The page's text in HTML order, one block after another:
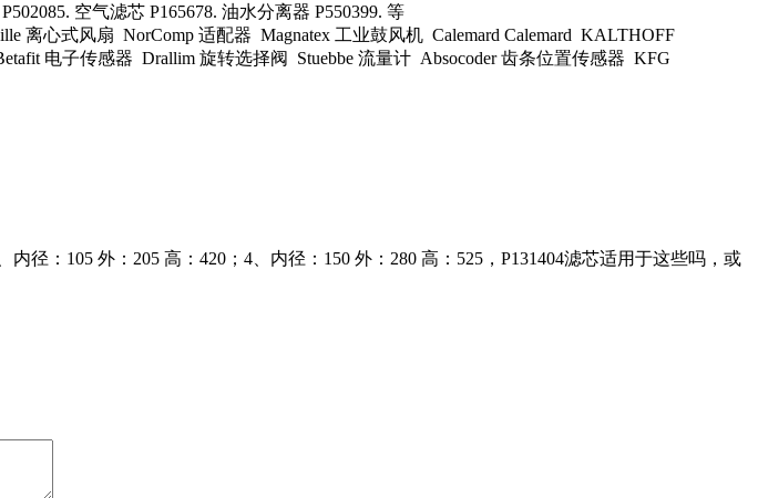
空气滤芯 P165678. 油水分离器 P550399. 等
离心式风扇 NorComp 适配器 Magnatex 工业鼓风机 Calemard Calemard KALTHOFF
电子传感器 Drallim 旋转选择阀 Stuebbe 流量计 Absocoder 齿条位置传感器 KFG
径：105 外：205 高：420；4、内径：150 外：280 高：525，P131404滤芯适用于这些吗，或